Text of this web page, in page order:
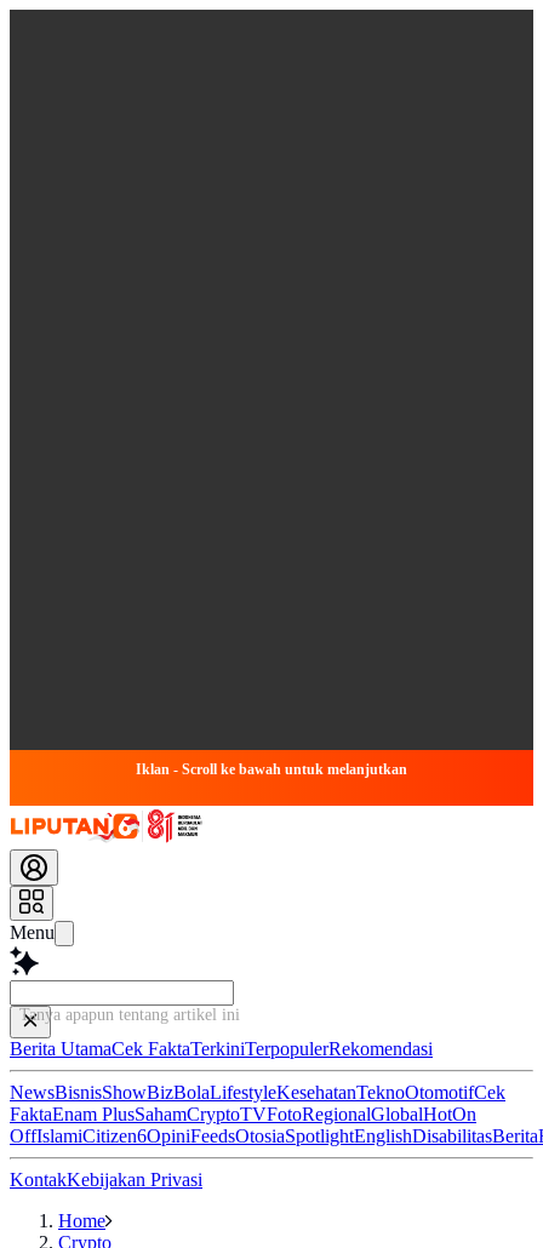
Iklan - Scroll ke bawah untuk melanjutkan
Menu
Tanya apapun tentang artikel ini..
Berita UtamaCek FaktaTerkiniTerpopulerRekomendasi
NewsBisnisShowBizBolaLifestyleKesehatanTeknoOtomotifCek
FaktaEnam PlusSahamCryptoTVFotoRegionalGlobalHotOn
OffIslamiCitizen6OpiniFeedsOtosiaSpotlightEnglishDisabilitasBerita
KontakKebijakan Privasi
Home
Crypto